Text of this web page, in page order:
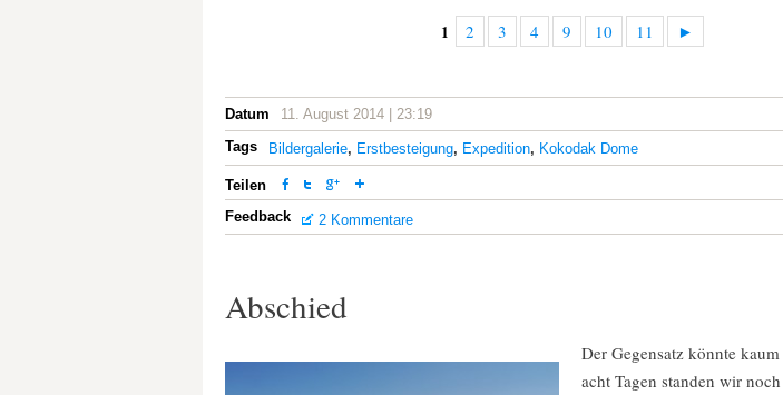
1 2 3 4 9 10 11 ►
Datum
11. August 2014 | 23:19
Tags
Bildergalerie, Erstbesteigung, Expedition, Kokodak Dome
Teilen
Feedback
2 Kommentare
Abschied
Der Gegensatz könnte
acht Tagen standen wir